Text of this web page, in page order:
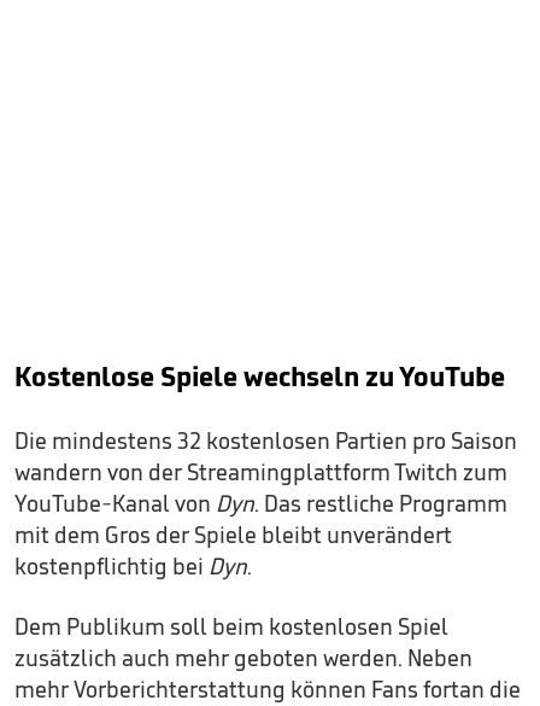
Kostenlose Spiele wechseln zu YouTube
Die mindestens 32 kostenlosen Partien pro Saison
wandern von der Streamingplattform Twitch zum
YouTube-Kanal von Dyn. Das restliche Programm
mit dem Gros der Spiele bleibt unverändert
kostenpflichtig bei Dyn.
Dem Publikum soll beim kostenlosen Spiel
zusätzlich auch mehr geboten werden. Neben
mehr Vorberichterstattung können Fans fortan die